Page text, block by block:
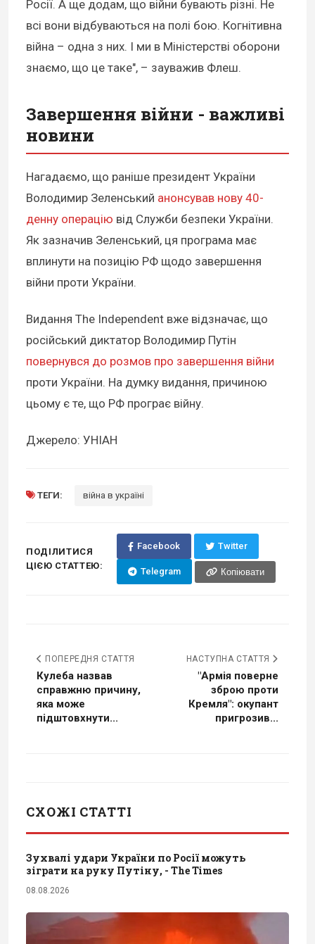
Росії. А ще додам, що війни бувають різні. Не
всі вони відбуваються на полі бою. Когнітивна
війна – одна з них. І ми в Міністерстві оборони
знаємо, що це таке", – зауважив Флеш.
Завершення війни - важливі
новини
Нагадаємо, що раніше президент України
Володимир Зеленський анонсував нову 40-
денну операцію від Служби безпеки України.
Як зазначив Зеленський, ця програма має
вплинути на позицію РФ щодо завершення
війни проти України.
Видання The Independent вже відзначає, що
російський диктатор Володимир Путін
повернувся до розмов про завершення війни
проти України. На думку видання, причиною
цьому є те, що РФ програє війну.
Джерело: УНІАН
ТЕГИ: війна в україні
ПОДІЛИТИСЯ
ЦІЄЮ СТАТТЕЮ:
Facebook Twitter
Telegram Копіювати
ПОПЕРЕДНЯ СТАТТЯ
Кулеба назвав
справжню причину,
яка може
підштовхнути...
НАСТУПНА СТАТТЯ
"Армія поверне
зброю проти
Кремля": окупант
пригрозив...
СХОЖІ СТАТТІ
Зухвалі удари України по Росії можуть
зіграти на руку Путіну, - The Times
08.08.2026